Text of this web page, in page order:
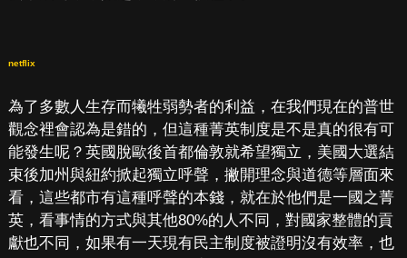
netflix
為了多數人生存而犧牲弱勢者的利益，在我們現在的普世
觀念裡會認為是錯的，但這種菁英制度是不是真的很有可
能發生呢？英國脫歐後首都倫敦就希望獨立，美國大選結
束後加州與紐約掀起獨立呼聲，撇開理念與道德等層面來
看，這些都市有這種呼聲的本錢，就在於他們是一國之菁
英，看事情的方式與其他80%的人不同，對國家整體的貢
獻也不同，如果有一天現有民主制度被證明沒有效率，也